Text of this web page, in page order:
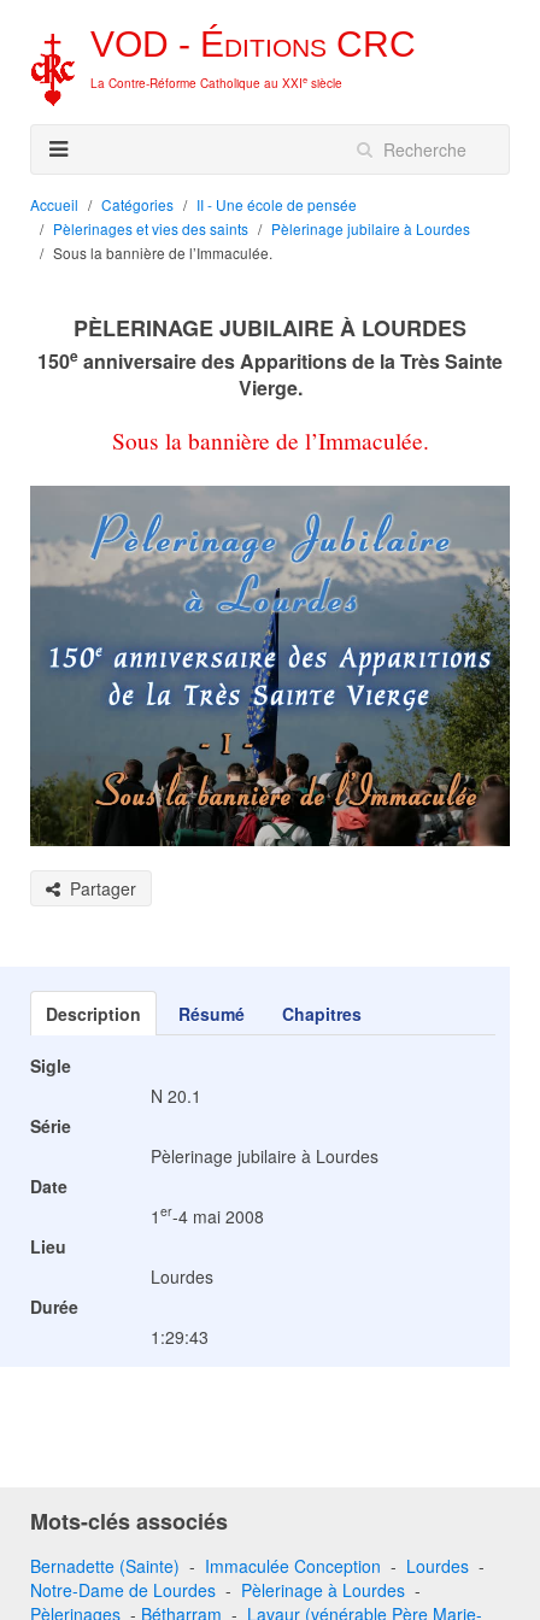
VOD - Éditions CRC
La Contre-Réforme Catholique au XXIe siècle
Accueil Catégories
II - Une école de pensée
Pèlerinages et vies des saints
Pèlerinage jubilaire à Lourdes
Sous la bannière de l’Immaculée.
PÈLERINAGE JUBILAIRE À LOURDES
150e anniversaire des Apparitions de la Très Sainte
Vierge.
Sous la bannière de l’Immaculée.
Partager
Description Résumé Chapitres
Sigle
N 20.1
Série
Pèlerinage jubilaire à Lourdes
Date
1 er-4 mai 2008
Lieu
Lourdes
Durée
1:29:43
Mots-clés associés
Bernadette (Sainte) - Immaculée Conception - Lourdes -
Notre-Dame de Lourdes - Pèlerinage à Lourdes -
Pèlerinages - Bétharram - Lavaur (vénérable Père Marie-